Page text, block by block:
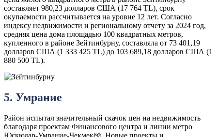
составляет 980,23 долларов США (17 764 TL), срок
окупаемости рассчитывается на уровне 12 лет. Согласно
индексу недвижимости и региональному отчету за 2024 год,
средняя цена дома площадью 100 квадратных метров,
купленного в районе Зейтинбурну, составляла от 73 401,19
долларов США (1 333 425 TL) до 103 689,18 долларов США (1
880 500 TL).
5. Умрание
Район испытал значительный скачок цен на недвижимость
благодаря проектам Финансового центра и линии метро
Юскюдар-Умрание-Чекмекёй. Новые проекты и